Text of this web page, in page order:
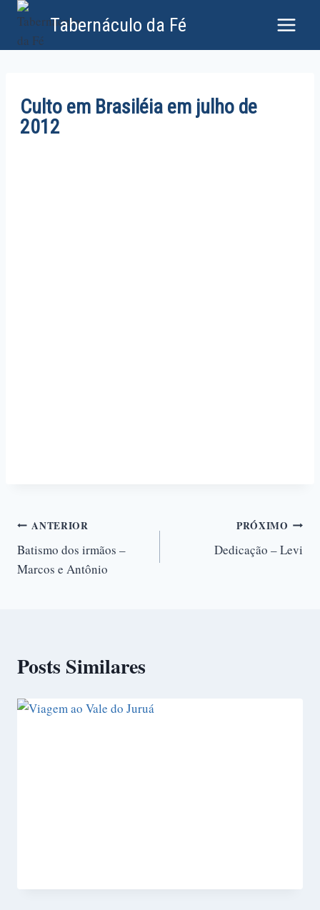
Tabernáculo da Fé
Culto em Brasiléia em julho de
2012
ANTERIOR
Batismo dos irmãos –
Marcos e Antônio
PRÓXIMO
Dedicação – Levi
Posts Similares